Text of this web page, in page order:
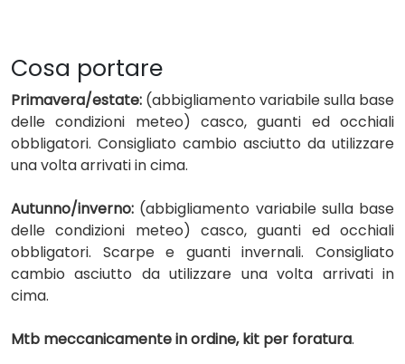
Cosa portare
Primavera/estate: (abbigliamento variabile sulla base
delle condizioni meteo) casco, guanti ed occhiali
obbligatori. Consigliato cambio asciutto da utilizzare
una volta arrivati in cima.
Autunno/inverno: (abbigliamento variabile sulla base
delle condizioni meteo) casco, guanti ed occhiali
obbligatori. Scarpe e guanti invernali. Consigliato
cambio asciutto da utilizzare una volta arrivati in
cima.
Mtb meccanicamente in ordine, kit per foratura.